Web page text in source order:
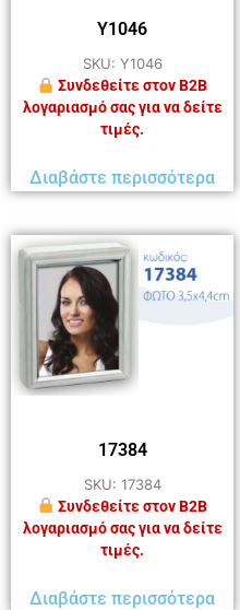
Y1046
SKU: Y1046
Συνδεθείτε στον B2B
λογαριασμό σας για να δείτε
τιμές.
Διαβάστε περισσότερα
17384
SKU: 17384
Συνδεθείτε στον B2B
λογαριασμό σας για να δείτε
τιμές.
Διαβάστε περισσότερα